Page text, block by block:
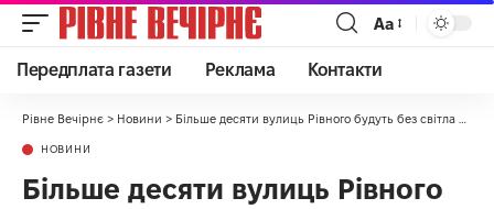
Аа
Передплата газети Реклама Контакти
Рівне Вечірнє > Новини > Більше десяти вулиць Рівного будуть без світла до 18.00 (ПЕРЕЛІК)
НОВИНИ
Більше десяти вулиць Рівного